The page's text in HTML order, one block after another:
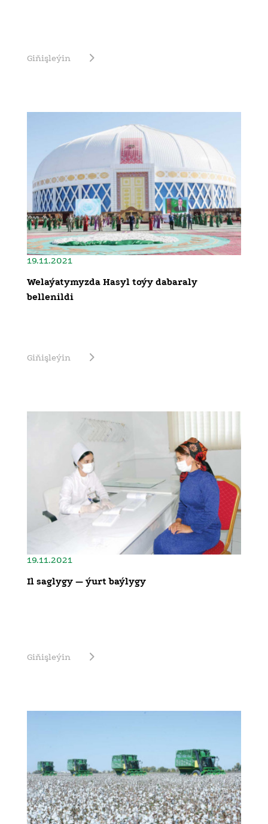
Giňişleýin
19.11.2021
Welaýatymyzda Hasyl toýy dabaraly
bellenildi
Giňişleýin
19.11.2021
Il saglygy — ýurt baýlygy
Giňişleýin